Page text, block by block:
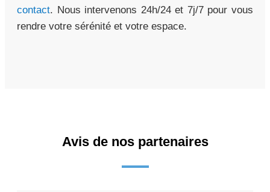
contact. Nous intervenons 24h/24 et 7j/7 pour vous
rendre votre sérénité et votre espace.
Avis de nos partenaires